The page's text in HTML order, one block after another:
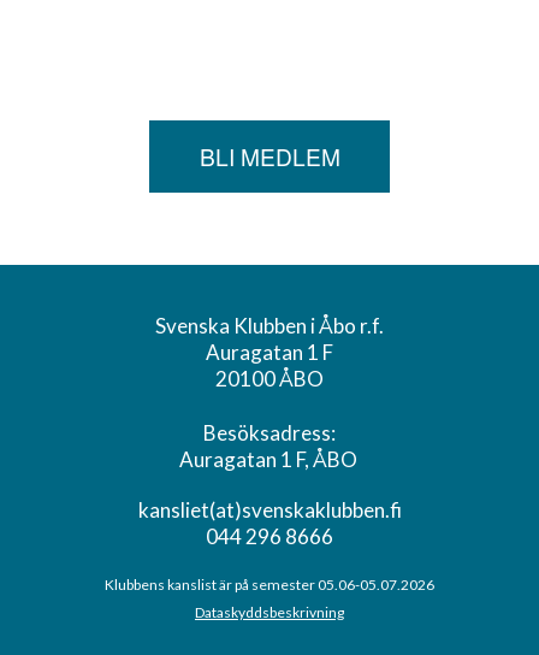
BLI MEDLEM
Svenska Klubben i Åbo r.f.
Auragatan 1 F
20100 ÅBO
Besöksadress:
Auragatan 1 F, ÅBO
kansliet(at)svenskaklubben.fi
044 296 8666
Klubbens kanslist är på semester 05.06-05.07.2026
Dataskyddsbeskrivning